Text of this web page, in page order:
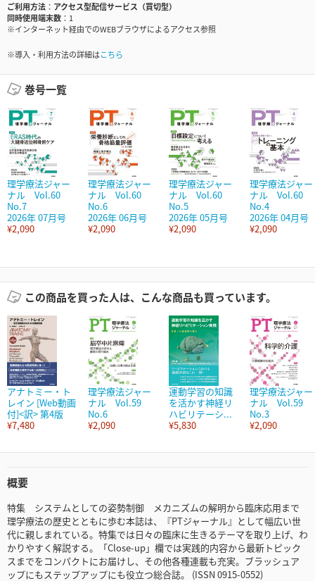
ご利用方法
アクセス型配信サービス（買切型）
同時使用端末数
1
※インターネット経由でのWEBブラウザによるアクセス参照
※導入・利用方法の詳細はこちら
巻号一覧
理学療法ジャー
ナル Vol.60
No.7
2026年 07月号
¥2,090
理学療法ジャー
ナル Vol.60
No.6
2026年 06月号
¥2,090
理学療法ジャー
ナル Vol.60
No.5
2026年 05月号
¥2,090
理学療法ジャー
ナル Vol.60
No.4
2026年 04月号
¥2,090
この商品を買った人は、こんな商品も買っています。
アナトミー・ト
レイン [Web動画
付]<訳> 第4版
¥7,480
理学療法ジャー
ナル Vol.59
No.6
¥2,090
運動学習の知識
を活かす神経リ
ハビリテーシ...
¥5,830
理学療法ジャー
ナル Vol.59
No.3
¥2,090
概要
特集 システムとしての姿勢制御 メカニズムの解明から臨床応用まで
理学療法の歴史とともに歩む本誌は、『PTジャーナル』として幅広い世
代に親しまれている。特集では日々の臨床に生きるテーマを取り上げ、わ
かりやすく解説する。「Close-up」欄では実践的内容から最新トピック
スまでをコンパクトにお届けし、その他各種連載も充実。ブラッシュア
ップにもステップアップにも役立つ総合誌。 (ISSN 0915-0552)